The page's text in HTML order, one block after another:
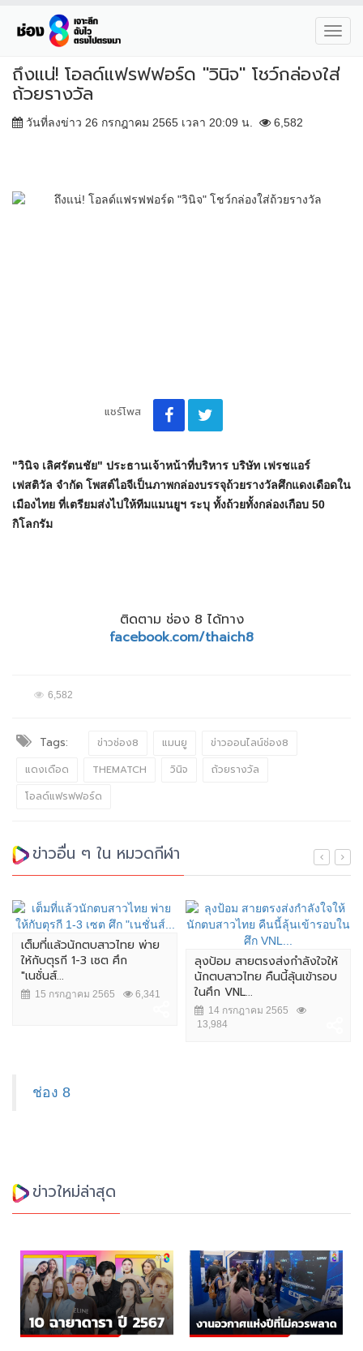
ถึงแน่! โอลด์แฟรฟฟอร์ด "วินิจ" โชว์กล่องใส่
ถ้วยรางวัล
วันที่ลงข่าว 26 กรกฎาคม 2565 เวลา 20:09 น. 6,582
แชร์โพส
"วินิจ เลิศรัตนชัย" ประธานเจ้าหน้าที่บริหาร บริษัท เฟรชแอร์
เฟสติวัล จำกัด โพสต์ไอจีเป็นภาพกล่องบรรจุถ้วยรางวัลศึกแดงเดือดใน
เมืองไทย ที่เตรียมส่งไปให้ทีมแมนยูฯ ระบุ ทั้งถ้วยทั้งกล่องเกือบ 50
กิโลกรัม
ติดตาม ช่อง 8 ได้ทาง
facebook.com/thaich8
6,582
Tags: ข่าวช่อง8 แมนยู
ข่าวออนไลน์ช่อง8
แดงเดือด
THEMATCH วินิจ
ถ้วยรางวัล
โอลด์แฟรฟฟอร์ด
ข่าวอื่น ๆ ใน หมวดกีฬา
สาวไทย พ่าย
เซต ศึก
2565 6,341
ลุงป้อม สายตรงส่งกำลังใจให้
นักตบสาวไทย คืนนี้ลุ้นเข้ารอบ
ในศึก VNL...
14 กรกฎาคม 2565
"เจ้าแหลม" ศรีส
นครหลวงโปรโ
8 กรกฎาคม
ช่อง 8
ข่าวใหม่ล่าสุด